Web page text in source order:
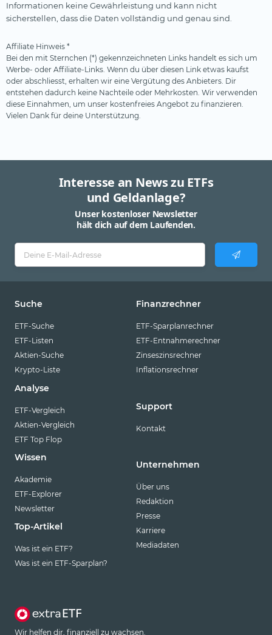
Informationen keine Gewährleistung und kann nicht
sicherstellen, dass die Daten vollständig und genau sind.
Affiliate Hinweis *
Bei den mit Sternchen (*) gekennzeichneten Links handelt es sich um
Werbe- oder Affiliate-Links. Wenn du über diesen Link etwas kaufst
oder abschliesst, erhalten wir eine Vergütung des Anbieters. Dir
entstehen dadurch keine Nachteile oder Mehrkosten. Wir verwenden
diese Einnahmen, um unser kostenfreies Angebot zu finanzieren.
Vielen Dank für deine Unterstützung.
Interesse an News zu ETFs
und Geldanlage?
Unser kostenloser Newsletter
hält dich auf dem Laufenden.
Suche
ETF-Suche
ETF-Listen
Aktien-Suche
Krypto-Liste
Analyse
ETF-Vergleich
Aktien-Vergleich
ETF Top Flop
Wissen
Akademie
ETF-Explorer
Newsletter
Top-Artikel
Was ist ein ETF?
Was ist ein ETF-Sparplan?
Finanzrechner
ETF-Sparplanrechner
ETF-Entnahmerechner
Zinseszinsrechner
Inflationsrechner
Support
Kontakt
Unternehmen
Über uns
Redaktion
Presse
Karriere
Mediadaten
Wir helfen dir, finanziell zu wachsen.